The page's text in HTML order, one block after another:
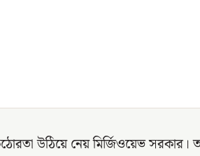
উঠিয়ে নেয় মির্জিওয়েভ সরকার।